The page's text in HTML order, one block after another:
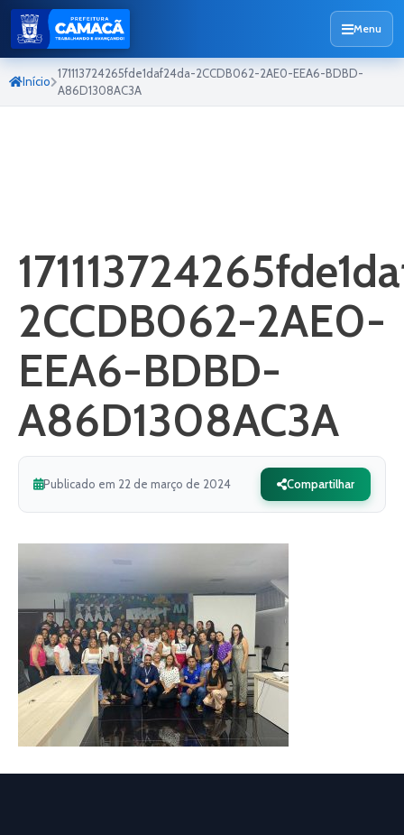
Menu
Início
171113724265fde1daf24da-2CCDB062-2AE0-EEA6-BDBD-
A86D1308AC3A
2CCDB062-2AE0-
EEA6-BDBD-
A86D1308AC3A
Publicado em 22 de março de 2024 Compartilhar